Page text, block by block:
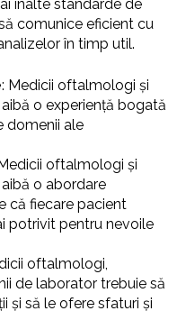
înalte standarde de
comunice eficient cu
în timp util.
: Medicii oftalmologi și
o experiență bogată
domenii ale
oftalmologi și
o abordare
că fiecare pacient
potrivit pentru nevoile
oftalmologi,
de laborator trebuie să
și să le ofere sfaturi și